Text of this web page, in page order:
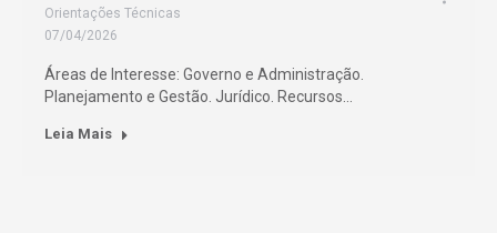
Orientações Técnicas
07/04/2026
Áreas de Interesse: Governo e Administração.
Planejamento e Gestão. Jurídico. Recursos…
Leia Mais